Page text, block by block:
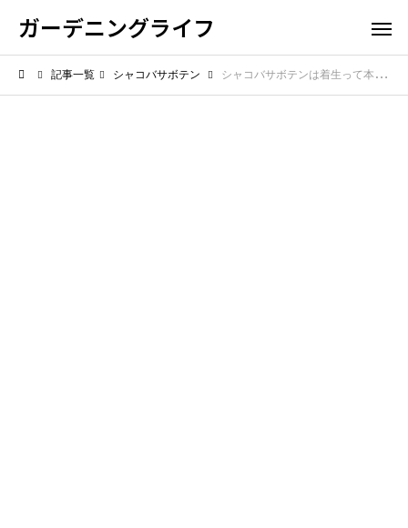
ガーデニングライフ
記事一覧 シャコバサボテン シャコバサボテンは着生って本当？自然環境と鉢植えでの育て方のコツ